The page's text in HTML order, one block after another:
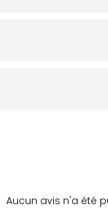
Aucun avis n'a été